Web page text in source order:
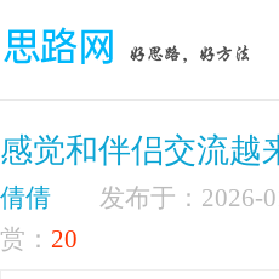
感觉和伴侣交流越
倩倩 发布于：
赏： 20